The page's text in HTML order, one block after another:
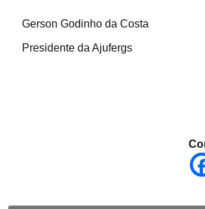
Gerson Godinho da Costa
Presidente da Ajufergs